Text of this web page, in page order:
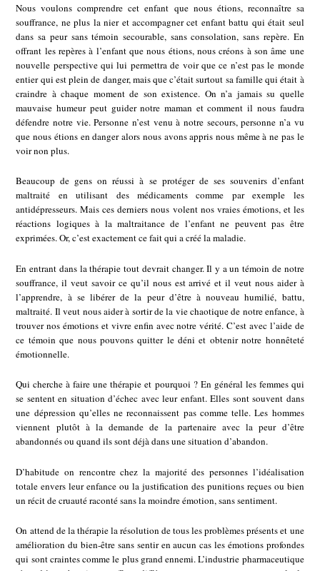
Nous voulons comprendre cet enfant que nous étions, reconnaître sa
souffrance, ne plus la nier et accompagner cet enfant battu qui était seul
dans sa peur sans témoin secourable, sans consolation, sans repère. En
offrant les repères à l’enfant que nous étions, nous créons à son âme une
nouvelle perspective qui lui permettra de voir que ce n’est pas le monde
entier qui est plein de danger, mais que c’était surtout sa famille qui était à
craindre à chaque moment de son existence. On n’a jamais su quelle
mauvaise humeur peut guider notre maman et comment il nous faudra
défendre notre vie. Personne n’est venu à notre secours, personne n’a vu
que nous étions en danger alors nous avons appris nous même à ne pas le
voir non plus.
Beaucoup de gens on réussi à se protéger de ses souvenirs d’enfant
maltraité en utilisant des médicaments comme par exemple les
antidépresseurs. Mais ces derniers nous volent nos vraies émotions, et les
réactions logiques à la maltraitance de l’enfant ne peuvent pas être
exprimées. Or, c’est exactement ce fait qui a créé la maladie.
En entrant dans la thérapie tout devrait changer. Il y a un témoin de notre
souffrance, il veut savoir ce qu’il nous est arrivé et il veut nous aider à
l’apprendre, à se libérer de la peur d’être à nouveau humilié, battu,
maltraité. Il veut nous aider à sortir de la vie chaotique de notre enfance, à
trouver nos émotions et vivre enfin avec notre vérité. C’est avec l’aide de
ce témoin que nous pouvons quitter le déni et obtenir notre honnêteté
émotionnelle.
Qui cherche à faire une thérapie et pourquoi ? En général les femmes qui
se sentent en situation d’échec avec leur enfant. Elles sont souvent dans
une dépression qu’elles ne reconnaissent pas comme telle. Les hommes
viennent plutôt à la demande de la partenaire avec la peur d’être
abandonnés ou quand ils sont déjà dans une situation d’abandon.
D’habitude on rencontre chez la majorité des personnes l’idéalisation
totale envers leur enfance ou la justification des punitions reçues ou bien
un récit de cruauté raconté sans la moindre émotion, sans sentiment.
On attend de la thérapie la résolution de tous les problèmes présents et une
amélioration du bien-être sans sentir en aucun cas les émotions profondes
qui sont craintes comme le plus grand ennemi. L’industrie pharmaceutique